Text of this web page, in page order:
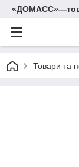
Товари та